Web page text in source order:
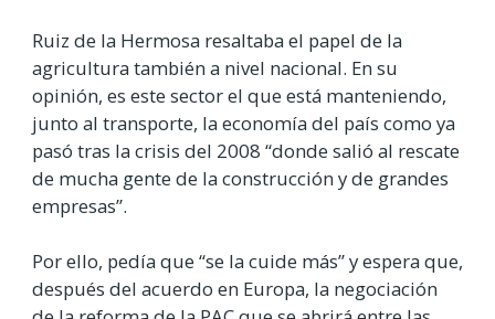
Ruiz de la Hermosa resaltaba el papel de la
agricultura también a nivel nacional. En su
opinión, es este sector el que está manteniendo,
junto al transporte, la economía del país como ya
pasó tras la crisis del 2008 “donde salió al rescate
de mucha gente de la construcción y de grandes
empresas”.
Por ello, pedía que “se la cuide más” y espera que,
después del acuerdo en Europa, la negociación